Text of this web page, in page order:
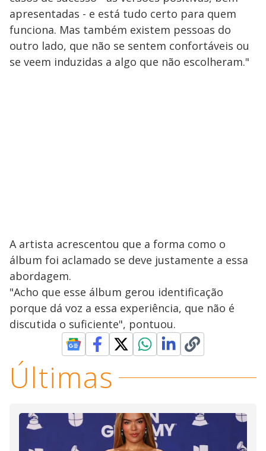
apresentadas - e está tudo certo para quem
funciona. Mas também existem pessoas do
outro lado, que não se sentem confortáveis ou
se veem induzidas a algo que não escolheram."
A artista acrescentou que a forma como o
álbum foi aclamado se deve justamente a essa
abordagem.
"Acho que esse álbum gerou identificação
porque dá voz a essa experiência, que não é
discutida o suficiente", pontuou.
Últimas